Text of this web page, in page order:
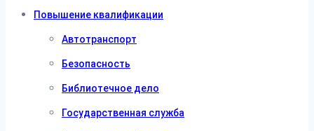
Повышение квалификации
Автотранспорт
Безопасность
Библиотечное дело
Государственная служба